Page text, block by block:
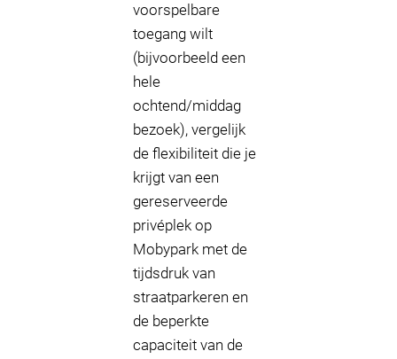
voorspelbare
toegang wilt
(bijvoorbeeld een
hele
ochtend/middag
bezoek), vergelijk
de flexibiliteit die je
krijgt van een
gereserveerde
privéplek op
Mobypark met de
tijdsdruk van
straatparkeren en
de beperkte
capaciteit van de